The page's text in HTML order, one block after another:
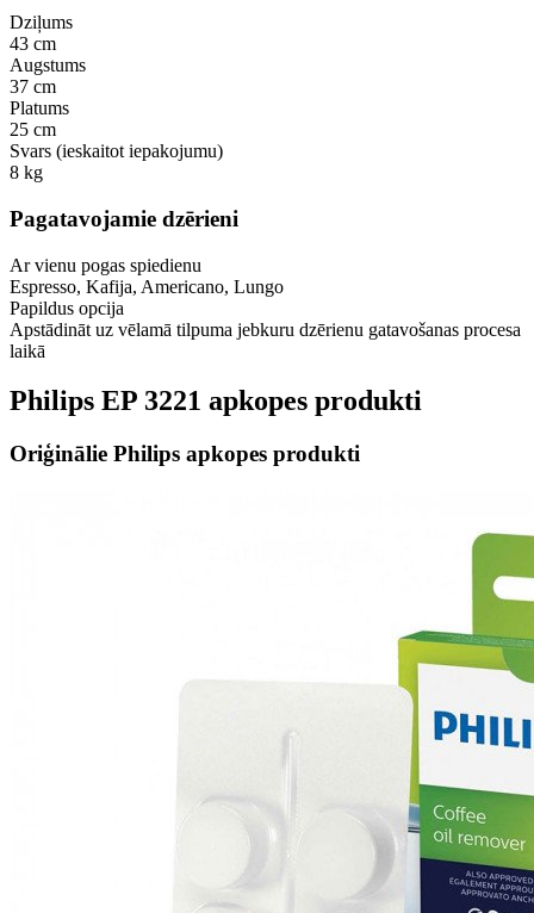
Dziļums
43 cm
Augstums
37 cm
Platums
25 cm
Svars (ieskaitot iepakojumu)
8 kg
Pagatavojamie dzērieni
Ar vienu pogas spiedienu
Espresso, Kafija, Americano, Lungo
Papildus opcija
Apstādināt uz vēlamā tilpuma jebkuru dzērienu gatavošanas procesa
laikā
Philips EP 3221 apkopes produkti
Oriģinālie Philips apkopes produkti